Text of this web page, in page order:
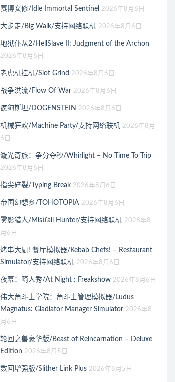
赛博女修/Idle Immortal Sentinel 2026年8月6日
大步走/Big Walk/支持网络联机 2026年8月6日
地狱仆从2/HellSlave II: Judgment of the Archon
2026年8月6日
老虎机挂机/Slot Grind 2026年8月6日
战争洪流/Flow Of War 2026年8月6日
疯狗斯坦/DOGENSTEIN 2026年8月6日
机械狂欢/Machine Party/支持网络联机 2026年8月
6日
漩光奇旅：争分夺秒/Whirlight – No Time To Trip
2026年8月6日
指尖碎裂/Typing Break 2026年8月6日
帝国幻想乡/TOHOTOPIA 2026年8月6日
雾影猎人/Mistfall Hunter/支持网络联机 2026年8
月6日
烤串大厨! 餐厅模拟器/Kebab Chefs! – Restaurant
Simulator/支持网络联机 2026年8月6日
夜幕：畸人秀/At Night : Freakshow 2026年8月6日
伟大角斗士学院：角斗士管理模拟器/Ludus
Magnatus: Gladiator Manager Simulator 2026年8
月6日
轮回之兽豪华版/Beast of Reincarnation – Deluxe
Edition 2026年8月5日
数回增强版/Slither Link Plus 2026年8月5日